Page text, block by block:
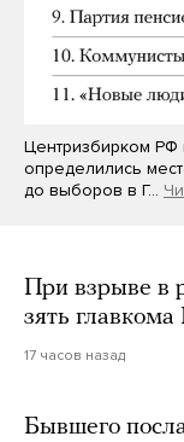
Центризбирком РФ
определились
до выборов в Г…
При взрыве в
зять
17 часов назад
Бывшего